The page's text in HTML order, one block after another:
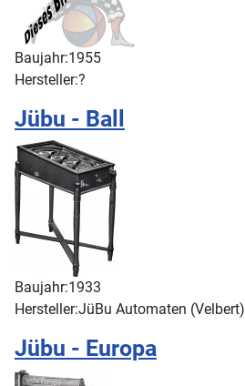
Baujahr:1955
Hersteller:?
Jübu - Ball
Baujahr:1933
Hersteller:JüBu Automaten (Velbert)
Jübu - Europa